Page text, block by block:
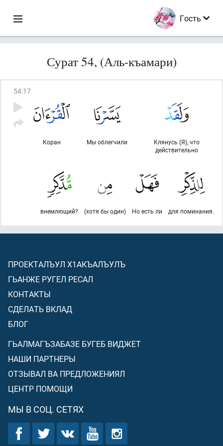
Гость
Сурат 54, (Аль-къамари)
54:17
Клянусь (Я), что
действительно
Мы облегчили
Коран
для поминания.
Но есть ли
(хотя бы один)
внемлющий?
ПРОЕКТАЛЪУЛ Х1АКЪАЛЪУЛЪ
ГЬАНЖЕ РУГЕЛ РЕСАЛ
КОНТАКТЫ
СДЕЛАТЬ ВКЛАД
БЛОГ
ГЬАЛМАГЪЗАБАЗЕ БУГЕБ ВИДЖЕТ
НАШИ ПАРТНЕРЫ
ОТЗЫВАЛ ВА ПРЕДЛОЖЕНИЯЛ
ЦЕНТР ПОМОЩИ
МЫ В СОЦ. СЕТЯХ